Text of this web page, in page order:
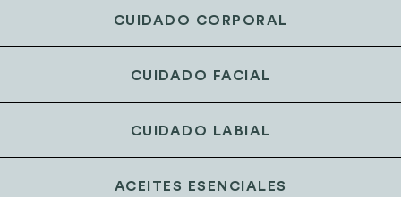
CUIDADO CORPORAL
CUIDADO FACIAL
CUIDADO LABIAL
ACEITES ESENCIALES